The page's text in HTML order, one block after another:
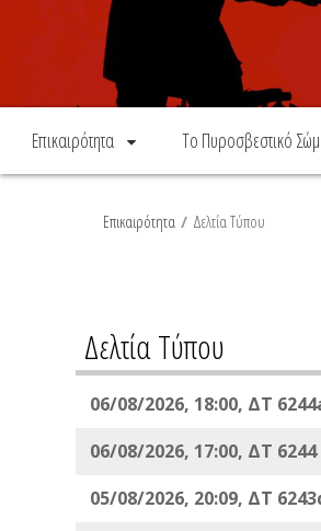
Επικαιρότητα Το Πυροσβεστικό
Επικαιρότητα / Δελτία Τύπου
Δελτία Τύπου
06/08/2026, 18:00, ΔΤ
06/08/2026, 17:00, ΔΤ 6244
05/08/2026, 20:09, ΔΤ